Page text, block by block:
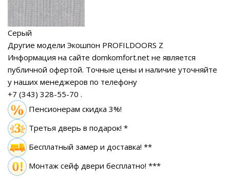
Серый
Другие модели Экошпон PROFILDOORS Z
Информация на сайте domkomfort.net не является
публичной офертой. Точные цены и наличие уточняйте
у наших менеджеров по телефону
+7 (343) 328-55-70 .
Пенсионерам скидка 3%!
Третья дверь в подарок! *
Бесплатный замер и доставка! **
Монтаж сейф двери бесплатно! ***